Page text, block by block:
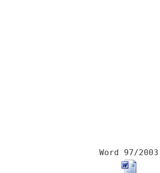
Word 97/2003